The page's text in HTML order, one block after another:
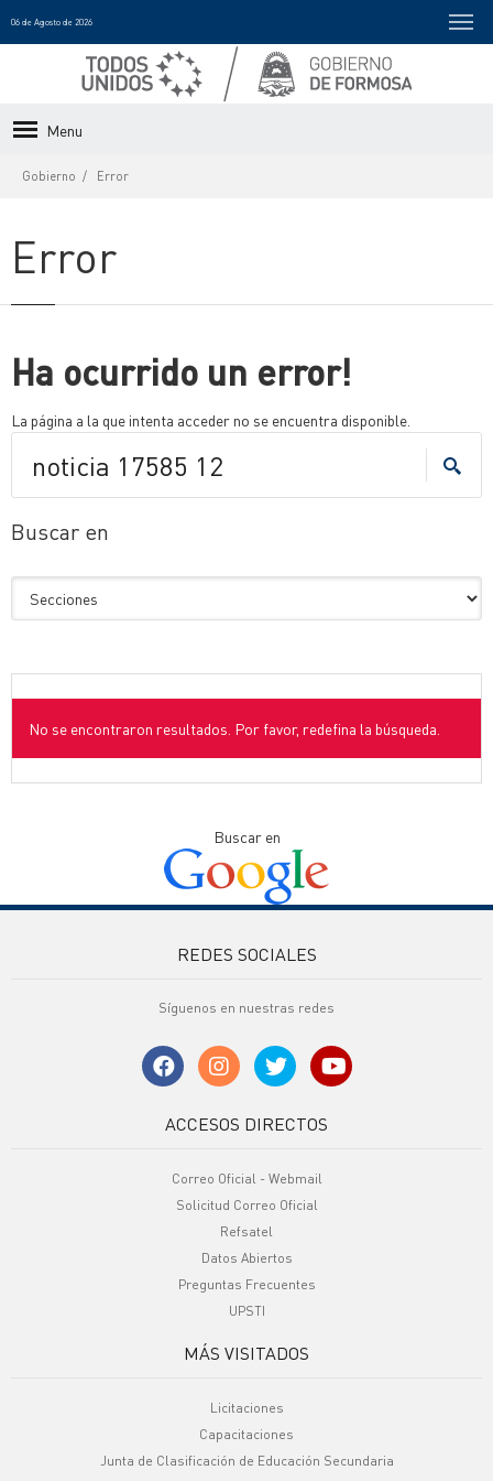
06 de Agosto de 2026
Menu
Gobierno Error
Error
Ha ocurrido un error!
La página a la que intenta acceder no se encuentra disponible.
Buscar en
No se encontraron resultados. Por favor, redefina la búsqueda.
Buscar en
REDES SOCIALES
Síguenos en nuestras redes
ACCESOS DIRECTOS
Correo Oficial - Webmail
Solicitud Correo Oficial
Refsatel
Datos Abiertos
Preguntas Frecuentes
UPSTI
MÁS VISITADOS
Licitaciones
Capacitaciones
Junta de Clasificación de Educación Secundaria